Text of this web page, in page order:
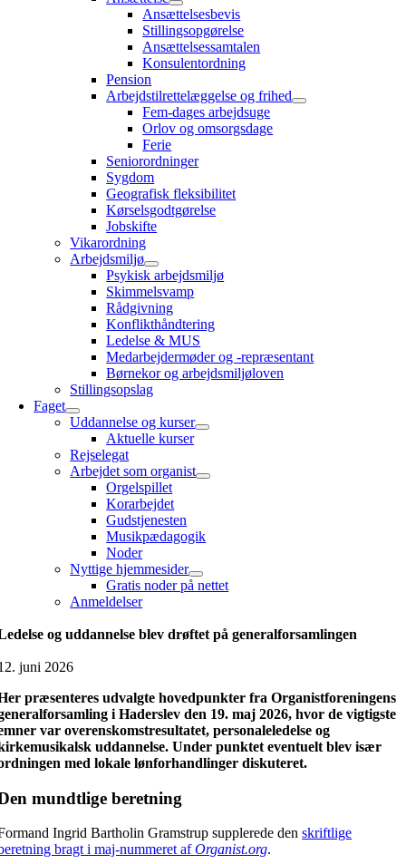
Ansættelsesbevis
Stillingsopgørelse
Ansættelsessamtalen
Konsulentordning
Pension
Arbejdstilrettelæggelse og frihed
Fem-dages arbejdsuge
Orlov og omsorgsdage
Ferie
Seniorordninger
Sygdom
Geografisk fleksibilitet
Kørselsgodtgørelse
Jobskifte
Vikarordning
Arbejdsmiljø
Psykisk arbejdsmiljø
Skimmelsvamp
Rådgivning
Konflikthåndtering
Ledelse & MUS
Medarbejdermøder og -repræsentant
Børnekor og arbejdsmiljøloven
Stillingsopslag
Faget
Uddannelse og kurser
Aktuelle kurser
Rejselegat
Arbejdet som organist
Orgelspillet
Korarbejdet
Gudstjenesten
Musikpædagogik
Noder
Nyttige hjemmesider
Gratis noder på nettet
Anmeldelser
og uddannelse blev drøftet på generalforsamlingen
juni 2026
præsenteres udvalgte hovedpunkter fra Organistforeningens
i Haderslev den 19. maj 2026, hvor de vigtigste
var overenskomstresultatet, personaleledelse og
uddannelse. Under punktet eventuelt blev især
med lokale lønforhandlinger diskuteret.
mundtlige beretning
Ingrid Bartholin Gramstrup supplerede denskriftlige
bragt i maj-nummeret afOrganist.org.